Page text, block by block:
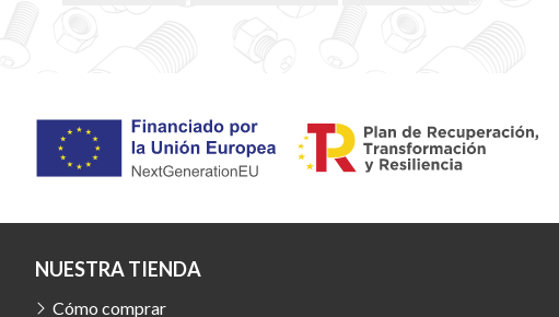
NUESTRA TIENDA
Cómo comprar